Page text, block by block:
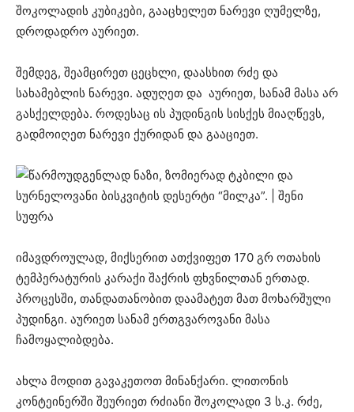
შოკოლადის კუბიკები, გააცხელეთ ნარევი ღუმელზე,
დროდადრო აურიეთ.
შემდეგ, შეამცირეთ ცეცხლი, დაასხით რძე და
სახამებლის ნარევი. ადუღეთ და აურიეთ, სანამ მასა არ
გასქელდება. როდესაც ის პუდინგის სისქეს მიაღწევს,
გადმოიღეთ ნარევი ქურიდან და გააციეთ.
იმავდროულად, მიქსერით ათქვიფეთ 170 გრ ოთახის
ტემპერატურის კარაქი შაქრის ფხვნილთან ერთად.
პროცესში, თანდათანობით დაამატეთ მათ მოხარშული
პუდინგი. აურიეთ სანამ ერთგვაროვანი მასა
ჩამოყალიბდება.
ახლა მოდით გავაკეთოთ მინანქარი. ლითონის
კონტეინერში შეურიეთ რძიანი შოკოლადი 3 ს.კ. რძე,